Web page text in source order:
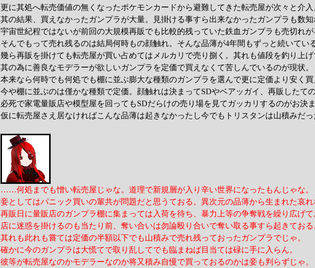
更に其処へ転売価値の無くなったポケモンカードから避難してきた転売屋が次々と介入
其の結果、買えなかったガンプラが大量。見掛ける事すら出来なかったガンプラも数知
宇宙世紀程ではないが前回の大規模再販でも比較的残っていた鉄血ガンプラも売切れが
そんでもって売れ残るのは結局何時もの顔触れ。そんな品薄が4年間もずっと続いてい
幾ら再販を掛けても転売屋が買い占めてはメルカリで売り捌く。其れも値段を釣り上げ
其の為に善良なモデラーが欲しいガンプラを定価で買えなくて苦しんでいるのが現状。
本来なら何時でも何処でも棚に並ぶ膨大な種類のガンプラを選んで更に定価より安く買
今や棚に並ぶのは僅かな種類で定価。顔触れは決まってSDやベアッガイ、再販したての
必死で家電量販店や模型屋を回ってもSDだらけの売り場を見てガッカリするのがお決ま
仮に転売屋さえ居なければこんな品薄は起きなかったし今でもトリスタンは山積みだっ
……何処までも憎い転売屋じゃな。道理で新規層が入り辛い世界になったもんじゃな。
妾としてはパニック買いの輩共が問題だと思うておる。異次元の品薄から生まれた哀れ
再販日に量販店のガンプラ棚に集まっては入荷を待ち、暴力上等の争奪戦を繰り広げて
店に迷惑を掛けるのも当たり前、奪い合いは勿論殴り合いで奪い取る事すら起きておる
其れも此れも嘗ては定価の半額以下でも山積みで売れ残っておったガンプラでじゃ。
確かに今のガンプラは大慌てで取り乱してでも臨まねば目当ては碌に手に入らん。
彼等が転売屋なのかモデラーなのか将又積み自慢で買っておるのかは妾も判らずじゃ。